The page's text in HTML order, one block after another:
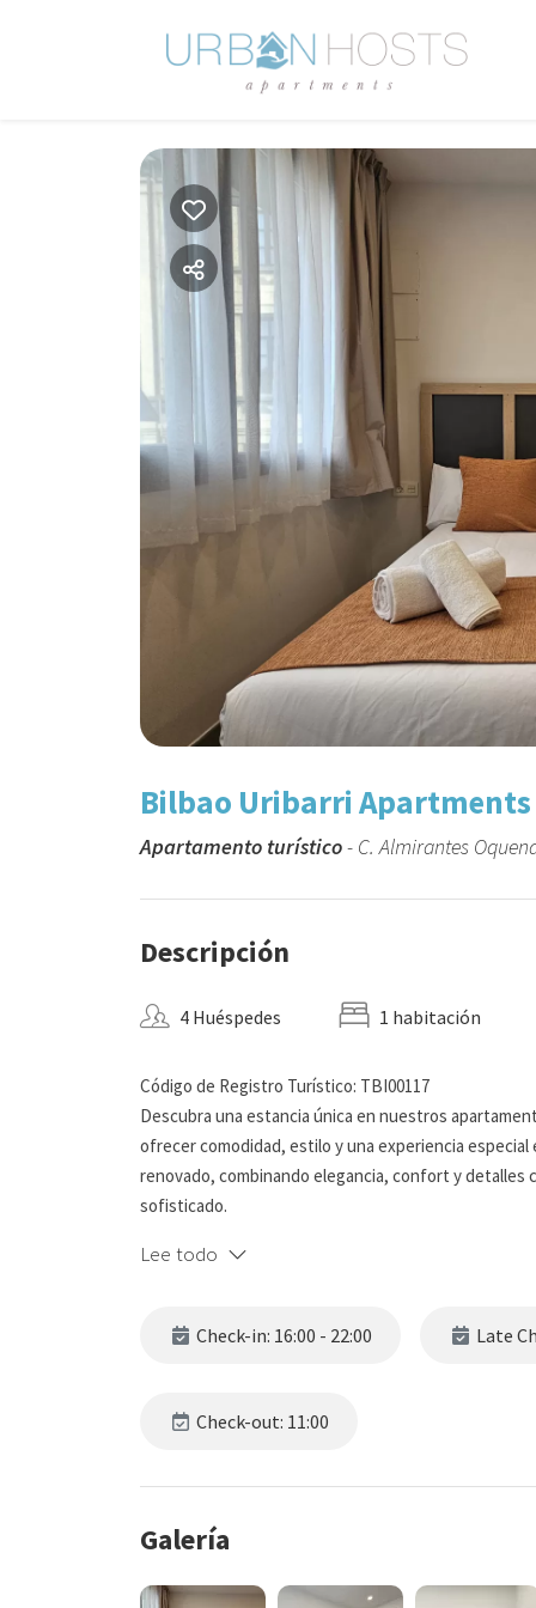
Bilbao Uribarri Apartments
Apartamento turístico- C. Almirantes
Descripción
4 Huéspedes 1 habitación
Código de Registro Turístico: TBI00117
Descubra una estancia única en nuestros
ofrecer comodidad, estilo y una experiencia
renovado, combinando elegancia, confort y
sofisticado.
de calidad, pensados para que los huéspedes
disponen de bañera, otros cuentan con jacuzzi
Una combinación perfecta de diseño, comodidad y
Lee todo
Check-in: 16:00 - 22:00 Late
Check-out: 11:00
Galería